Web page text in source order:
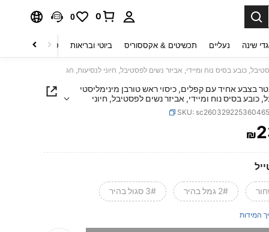
0
0
שינה נעליים תכשיטים & אקססוריס ביוטי ובריאות טקסטיל לבית
כובע בסיס נוח ומיידי, אביזר נשים לפסטיבל, חיוני לנסיעות, חג
בצבע אחיד עם קפלים, כיסוי ראש טורבן מינימליסטי
כובע בסיס נוח ומיידי, אביזר נשים לפסטיבל, חיוני
חג
SKU:
PRICE AND ₪
2# גמל בהיר 3# סגול בהיר
המידות